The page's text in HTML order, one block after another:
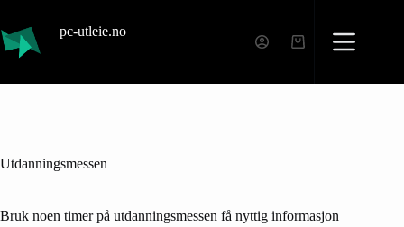
pc-utleie.no
Utdanningsmessen
Bruk noen timer på utdanningsmessen få nyttig informasjon